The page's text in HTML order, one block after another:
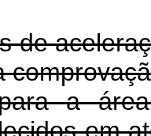
de
a